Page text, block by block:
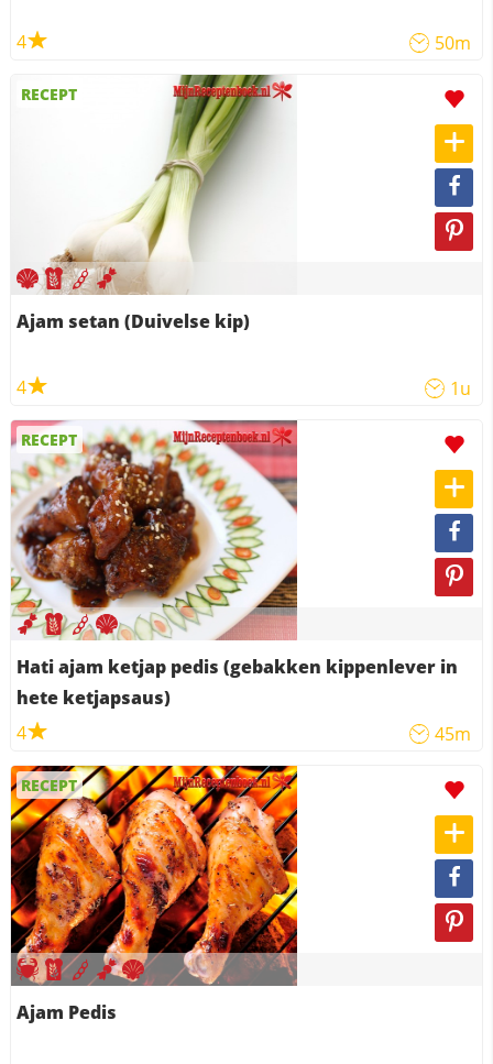
4 50m
RECEPT
Ajam setan (Duivelse kip)
4 1u
RECEPT
Hati ajam ketjap pedis (gebakken kippenlever in
hete ketjapsaus)
4
45m
RECEPT
Ajam Pedis